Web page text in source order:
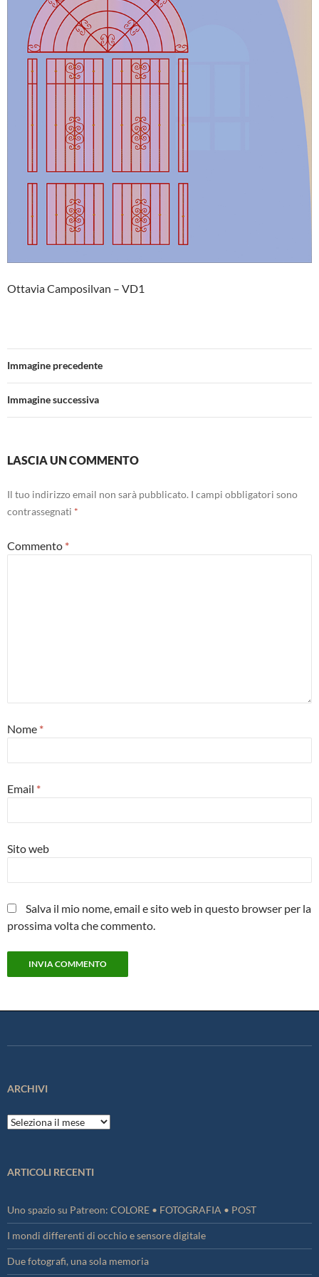
Ottavia Camposilvan – VD1
Immagine precedente
Immagine successiva
LASCIA UN COMMENTO
Il tuo indirizzo email non sarà pubblicato. I campi obbligatori sono
contrassegnati *
Commento *
Nome *
Email *
Sito web
Salva il mio nome, email e sito web in questo browser per la
prossima volta che commento.
ARCHIVI
Archivi
ARTICOLI RECENTI
Uno spazio su Patreon: COLORE • FOTOGRAFIA • POST
I mondi differenti di occhio e sensore digitale
Due fotografi, una sola memoria